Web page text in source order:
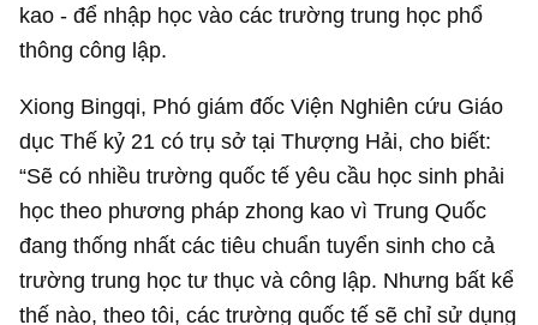
kao - để nhập học vào các trường trung học phổ
thông công lập.
Xiong Bingqi, Phó giám đốc Viện Nghiên cứu Giáo
dục Thế kỷ 21 có trụ sở tại Thượng Hải, cho biết:
“Sẽ có nhiều trường quốc tế yêu cầu học sinh phải
học theo phương pháp zhong kao vì Trung Quốc
đang thống nhất các tiêu chuẩn tuyển sinh cho cả
trường trung học tư thục và công lập. Nhưng bất kể
thế nào, theo tôi, các trường quốc tế sẽ chỉ sử dụng